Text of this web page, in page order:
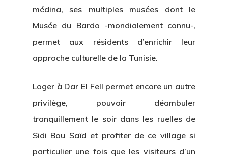
médina, ses multiples musées dont le
Musée du Bardo -mondialement connu-,
permet aux résidents d’enrichir leur
approche culturelle de la Tunisie.
Loger à Dar El Fell permet encore un autre
privilège, pouvoir déambuler
tranquillement le soir dans les ruelles de
Sidi Bou Saïd et profiter de ce village si
particulier une fois que les visiteurs d’un